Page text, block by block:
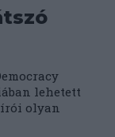
lehetett
olyan